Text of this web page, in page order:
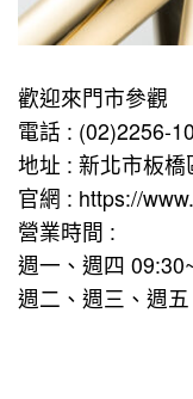
歡迎來門市參觀
電話 : (02)2256-
地址 : 新北市板
官網 : https://
營業時間 :
週一、週四
週二、週三、週